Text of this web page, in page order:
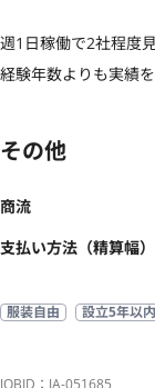
週1日稼働で2社程度
経験年数よりも実績
その他
商流
支払い方法（精算幅）
服装自由 設立5年以内
JOBID：JA-051685